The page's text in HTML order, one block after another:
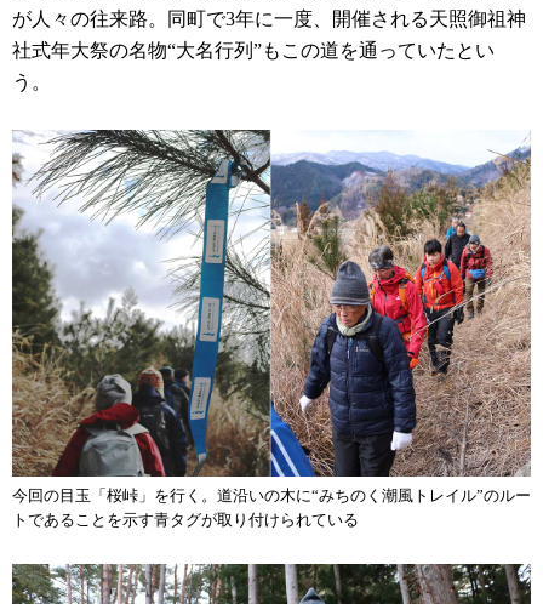
が人々の往来路。同町で3年に一度、開催される天照御祖神
社式年大祭の名物“大名行列”もこの道を通っていたとい
う。
今回の目玉「桜峠」を行く。道沿いの木に“みちのく潮風トレイル”のルー
トであることを示す青タグが取り付けられている